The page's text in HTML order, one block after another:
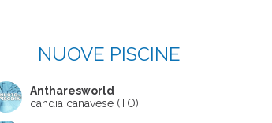
NUOVE PISCINE
Antharesworld
candia canavese (TO)